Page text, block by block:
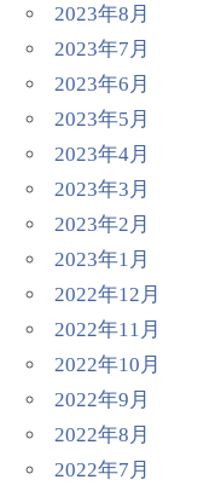
2023年8月
2023年7月
2023年6月
2023年5月
2023年4月
2023年3月
2023年2月
2023年1月
2022年12月
2022年11月
2022年10月
2022年9月
2022年8月
2022年7月